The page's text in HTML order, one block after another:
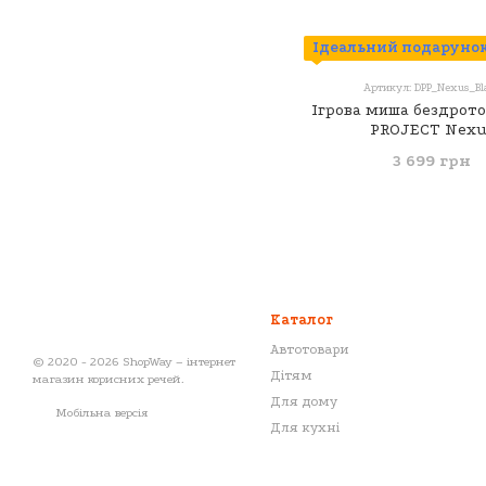
Ідеальний
Артикул:
Ігрова миша
PROJECT
3 699 грн
© 2020 - 2026 ShopWay – інтернет
магазин корисних речей.
Мобільна версія
Каталог
Автотовари
Дітям
Для дому
Для кухні